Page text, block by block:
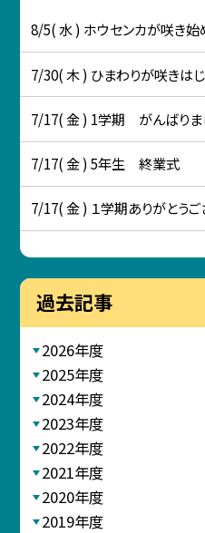
8/5( 水 ) ホウセンカが咲き始
7/30( 木 ) ひまわりが咲きはじ
7/17( 金 ) 1学期 がんばりまし
7/17( 金 ) 5年生 終業式
7/17( 金 ) １学期ありがとうご
過去記事
2026年度
2025年度
2024年度
2023年度
2022年度
2021年度
2020年度
2019年度